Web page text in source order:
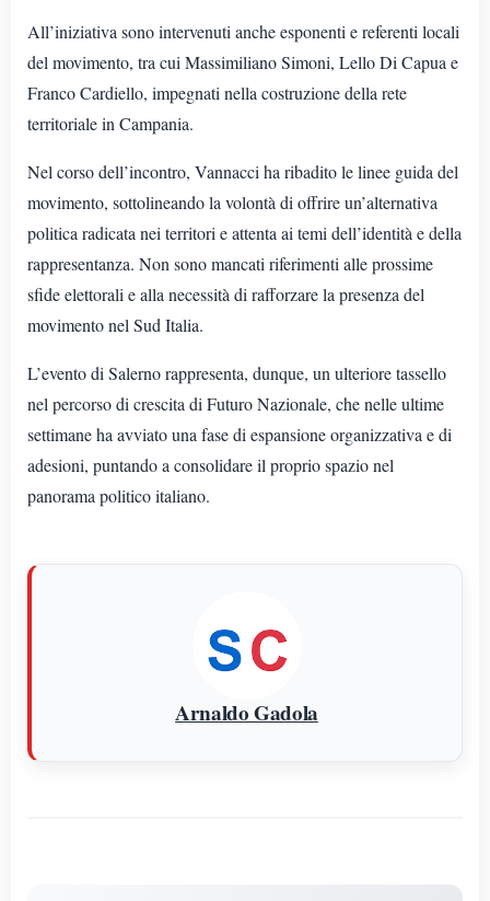
All’iniziativa sono intervenuti anche esponenti e referenti locali
del movimento, tra cui Massimiliano Simoni, Lello Di Capua e
Franco Cardiello, impegnati nella costruzione della rete
territoriale in Campania.
Nel corso dell’incontro, Vannacci ha ribadito le linee guida del
movimento, sottolineando la volontà di offrire un’alternativa
politica radicata nei territori e attenta ai temi dell’identità e della
rappresentanza. Non sono mancati riferimenti alle prossime
sfide elettorali e alla necessità di rafforzare la presenza del
movimento nel Sud Italia.
L’evento di Salerno rappresenta, dunque, un ulteriore tassello
nel percorso di crescita di Futuro Nazionale, che nelle ultime
settimane ha avviato una fase di espansione organizzativa e di
adesioni, puntando a consolidare il proprio spazio nel
panorama politico italiano.
Arnaldo Gadola